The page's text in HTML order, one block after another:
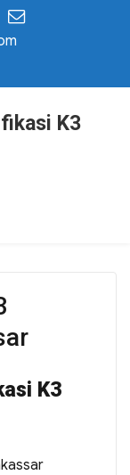
K3
K3